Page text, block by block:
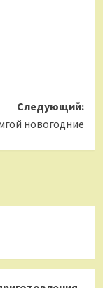
Следующий:
новогодние